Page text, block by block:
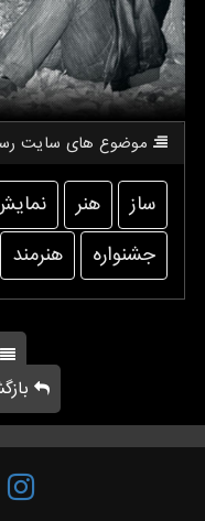
موضوع های سایت
ساز هنر
جشنواره
هنرمند